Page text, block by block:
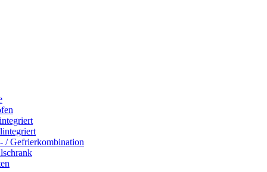
/ Gefrierkombination